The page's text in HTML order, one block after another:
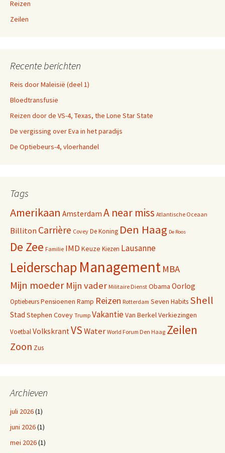
Reizen
Zeilen
Recente berichten
Reis door Maleisië (deel 1)
Bloedtransfusie
Reizen door de VS-4, Texas, the Lone Star State
De vergissing over Eva in het paradijs
De Optiebeurs-4, vloerhandel
Tags
Amerikaan Amsterdam A near miss Atlantische Oceaan
BillitonCarrière Covey De Koning Den Haag De Roos
De Zee Familie IMD Keuze Kiezen Lausanne
Leiderschap Management MBA
Mijn moeder Mijn vader Militaire Dienst Obama Oorlog
OptiebeursPensioenen Ramp Reizen Rotterdam Seven Habits Shell
Stad Stephen Covey Trump VakantieVan BerkelVerkiezingen
VoetbalVolkskrantVSWater World Forum Den Haag Zeilen
Zoon Zus
Archieven
juli 2026(1)
juni 2026(1)
mei 2026(1)